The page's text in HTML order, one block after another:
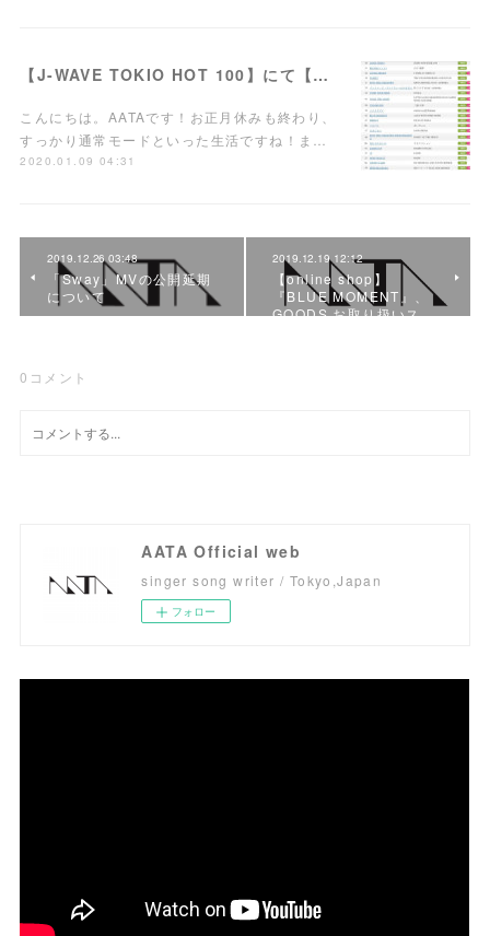
【J-WAVE TOKIO HOT 100】にて【36位】にランクアップ！
こんにちは。AATAです！お正月休みも終わり、
すっかり通常モードといった生活ですね！ま…
2020.01.09 04:31
2019.12.26 03:48
「Sway」MVの公開延期
について
2019.12.19 12:12
【online shop】
『BLUE MOMENT』、
GOODS お取り扱いス…
0 コメント
AATA Official web
singer song writer / Tokyo,Japan
フォロー